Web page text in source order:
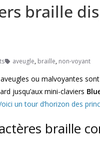
braille
aveugle, braille, non-voyant
ou malvoyantes
jusqu’aux mini-claviers
un tour d’horizon des
braille